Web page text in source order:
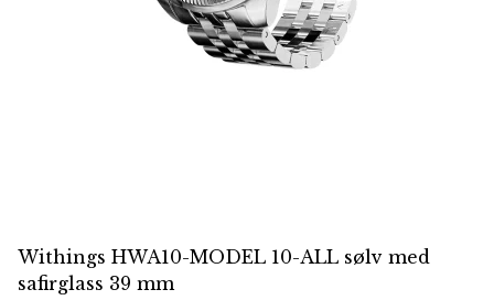
Withings HWA10-MODEL 10-ALL sølv med
safirglass 39 mm